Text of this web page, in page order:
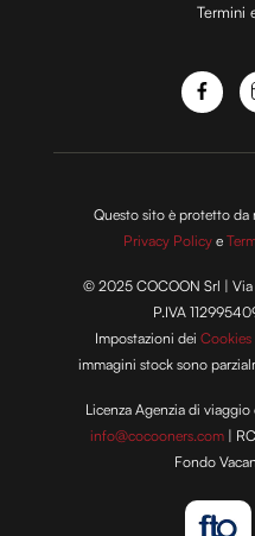
Termini
Questo sito è protetto da
Privacy Policy e
© 2025 COCOON Srl | Via
P.IVA
Impostazioni deiCookies
immagini stock sono
Licenza Agenzia di
info@cocooners.com |
Fondo